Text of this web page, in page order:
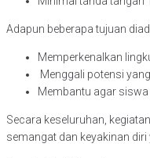
Adapun beberapa tujuan
Memperkenalkan
Menggali potensi
Membantu agar
Secara keseluruhan,
semangat dan keyakinan